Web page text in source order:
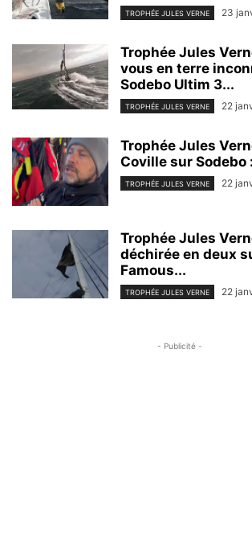
TROPHÉE JULES VERNE 23
Trophée Jules
vous en terre
Sodebo Ultim 3...
TROPHÉE JULES VERNE 22
Trophée Jules
Coville sur Sodebo
TROPHÉE JULES VERNE 22
Trophée Jules
déchirée en deux
Famous...
TROPHÉE JULES VERNE 22
- Publicité -